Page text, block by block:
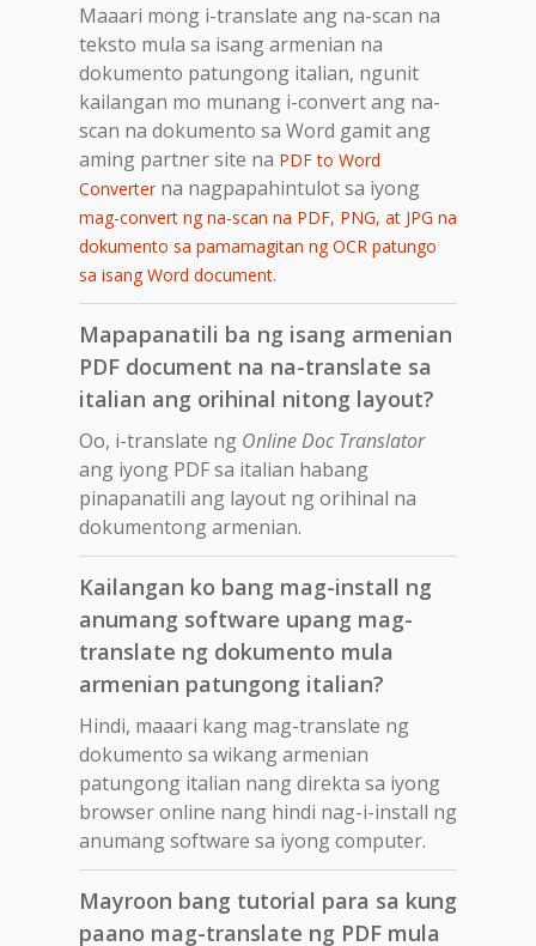
Maaari mong i-translate ang na-scan na
teksto mula sa isang armenian na
dokumento patungong italian, ngunit
kailangan mo munang i-convert ang na-
scan na dokumento sa Word gamit ang
aming partner site na PDF to Word
Converterna nagpapahintulot sa iyong
mag-convert ng na-scan na PDF, PNG, at JPG na
dokumento sa pamamagitan ng OCR patungo
sa isang Word document.
Mapapanatili ba ng isang armenian
PDF document na na-translate sa
italian ang orihinal nitong layout?
Oo, i-translate ng Online Doc Translator
ang iyong PDF sa italian habang
pinapanatili ang layout ng orihinal na
dokumentong armenian.
Kailangan ko bang mag-install ng
anumang software upang mag-
translate ng dokumento mula
armenian patungong italian?
Hindi, maaari kang mag-translate ng
dokumento sa wikang armenian
patungong italian nang direkta sa iyong
browser online nang hindi nag-i-install ng
anumang software sa iyong computer.
Mayroon bang tutorial para sa kung
paano mag-translate ng PDF mula